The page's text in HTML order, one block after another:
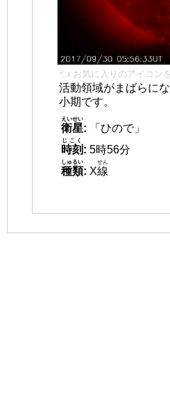
👈 お気に入りのアイコン
活動領域がまばらに
小期です。
衛星
えいせい
:
「ひので」
時刻
じこく
: 5時56分
種類
しゅるい
: X線
せん